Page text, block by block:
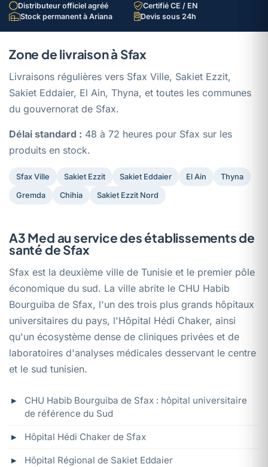
Distributeur officiel agréé
Certifié CE / EN
Stock permanent à Ariana
Devis sous 24h
Zone de livraison à Sfax
Livraisons régulières vers Sfax Ville, Sakiet Ezzit,
Sakiet Eddaier, El Ain, Thyna, et toutes les communes
du gouvernorat de Sfax.
Délai standard : 48 à 72 heures pour Sfax sur les
produits en stock.
Sfax Ville Sakiet Ezzit Sakiet Eddaier El Ain Thyna
Gremda Chihia Sakiet Ezzit Nord
A3 Med au service des établissements de
santé de Sfax
Sfax est la deuxième ville de Tunisie et le premier pôle
économique du sud. La ville abrite le CHU Habib
Bourguiba de Sfax, l'un des trois plus grands hôpitaux
universitaires du pays, l'Hôpital Hédi Chaker, ainsi
qu'un écosystème dense de cliniques privées et de
laboratoires d'analyses médicales desservant le centre
et le sud tunisien.
CHU Habib Bourguiba de Sfax : hôpital universitaire
de référence du Sud
Hôpital Hédi Chaker de Sfax
Hôpital Régional de Sakiet Eddaier